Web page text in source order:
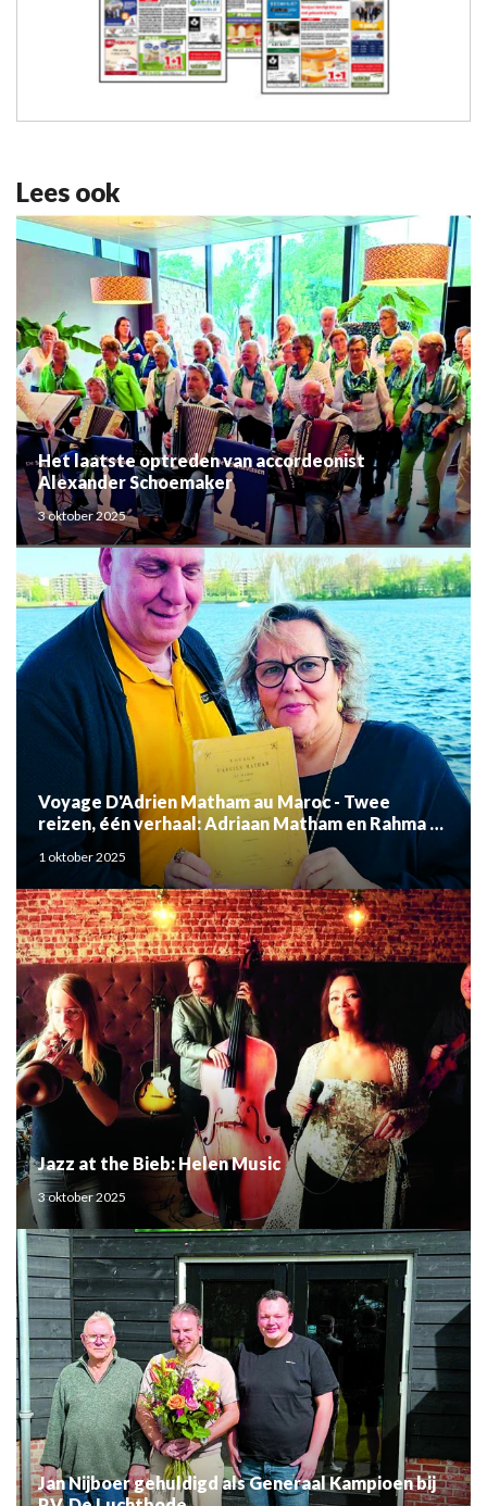
Lees ook
Het laatste optreden van accordeonist
Alexander Schoemaker
3 oktober 2025
Voyage D'Adrien Matham au Maroc - Twee
reizen, één verhaal: Adriaan Matham en Rahma el
Mouden
1 oktober 2025
Jazz at the Bieb: Helen Music
3 oktober 2025
Jan Nijboer gehuldigd als Generaal Kampioen bij